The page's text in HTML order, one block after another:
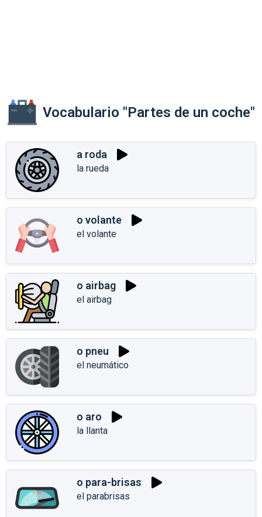
Vocabulario "Partes de un coche"
a roda
la rueda
o volante
el volante
o airbag
el airbag
o pneu
el neumático
o aro
la llanta
o para-brisas
el parabrisas